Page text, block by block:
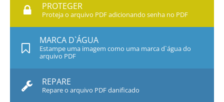
PROTEGER
Proteja o arquivo PDF adicionando senha no PDF
MARCA D`ÁGUA
Estampe uma imagem como uma marca d`água do
arquivo PDF
REPARE
Repare o arquivo PDF danificado